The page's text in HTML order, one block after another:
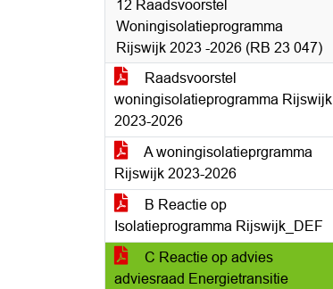
12 Raadsvoorstel
Woningisolatieprogramma
Rijswijk 2023 -2026 (RB 23 047)
Raadsvoorstel
woningisolatieprogramma Rijswijk
2023-2026
A woningisolatieprgramma
Rijswijk 2023-2026
B Reactie op
Isolatieprogramma Rijswijk_DEF
C Reactie op advies
adviesraad Energietransitie